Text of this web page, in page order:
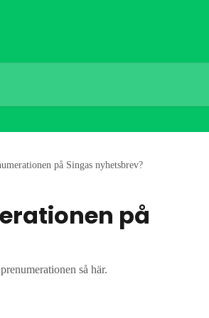
på Singas nyhetsbrev?
på
så här.